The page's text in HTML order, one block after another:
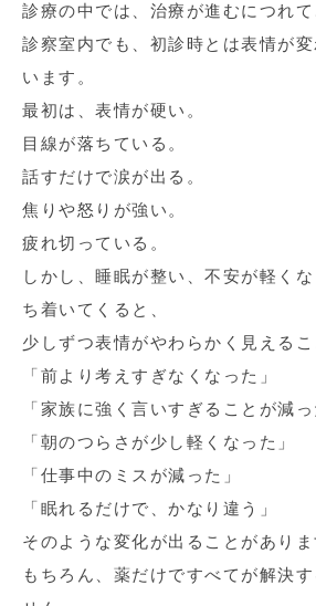
診療の中では、治療が進むにつれて
診察室内でも、初診時とは表情が
います。
最初は、表情が硬い。
目線が落ちている。
話すだけで涙が出る。
焦りや怒りが強い。
疲れ切っている。
しかし、睡眠が整い、不安が軽く
ち着いてくると、
少しずつ表情がやわらかく見えるこ
「前より考えすぎなくなった」
「家族に強く言いすぎることが減っ
「朝のつらさが少し軽くなった」
「仕事中のミスが減った」
「眠れるだけで、かなり違う」
そのような変化が出ることがありま
もちろん、薬だけですべてが解決